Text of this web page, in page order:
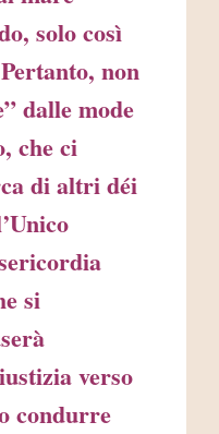
solo così
non
dalle mode
che ci
di altri déi
si
verso
condurre